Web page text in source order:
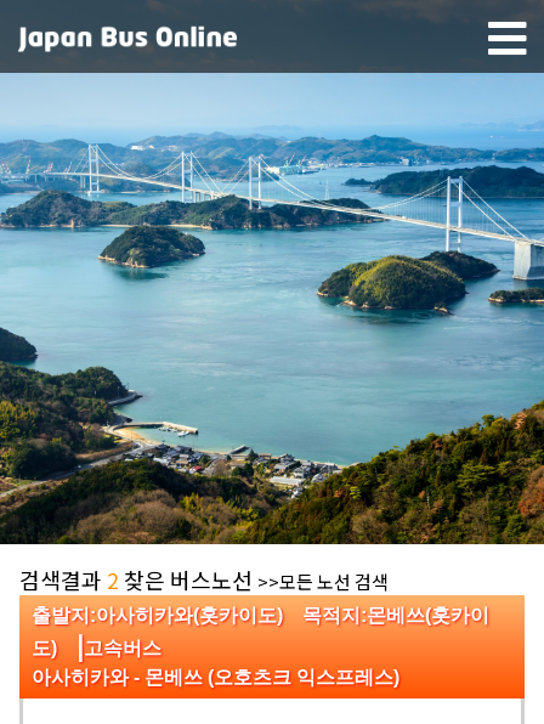
검색결과 2 찾은 버스노선 >>모든 노선 검색
출발지:아사히카와(홋카이도) 목적지:몬베쓰(홋카이
도) |고속버스
아사히카와 - 몬베쓰 (오호츠크 익스프레스)